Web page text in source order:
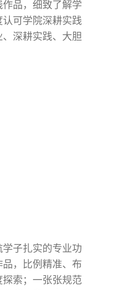
品，细致了解学
可学院深耕实践
深耕实践、大胆
子扎实的专业功
，比例精准、布
索；一张张规范